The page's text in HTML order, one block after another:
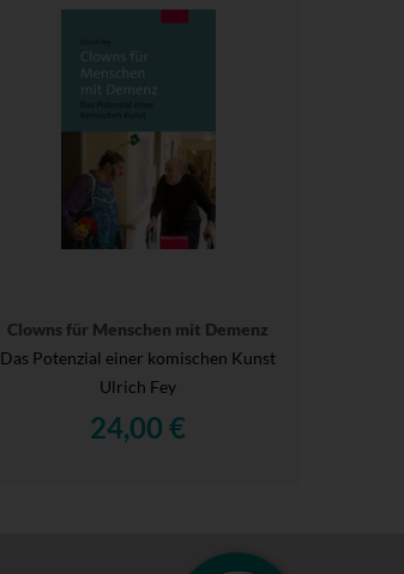
Clowns für Menschen mit Demenz
Das Potenzial einer komischen Kunst
Ulrich Fey
24,00 €